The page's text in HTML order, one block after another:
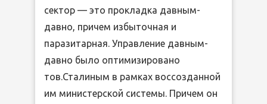
сектор — это прокладка давным-
давно, причем избыточная и
паразитарная. Управление давным-
давно было оптимизировано
тов.Сталиным в рамках воссозданной
им министерской системы. Причем он